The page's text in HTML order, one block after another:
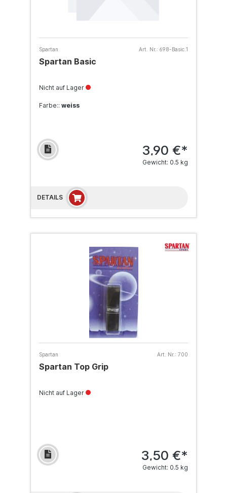
Spartan Art. Nr.: 698-Basic.1
Spartan Basic
Nicht auf Lager
Farbe:: weiss
3,90 €*
Gewicht: 0.5 kg
DETAILS
Spartan Art. Nr.: 700
Spartan Top Grip
Nicht auf Lager
3,50 €*
Gewicht: 0.5 kg